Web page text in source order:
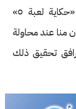
وإلى جانب ذلك كله، يتناول فيلم «حكاية لعبة ٥»
منا عند محاولة
ترافق تحقيق ذلك